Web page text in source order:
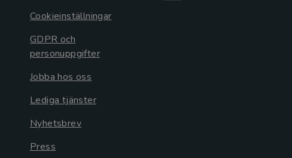
Cookieinställningar
GDPR och
personuppgifter
Jobba hos oss
Lediga tjänster
Nyhetsbrev
Press